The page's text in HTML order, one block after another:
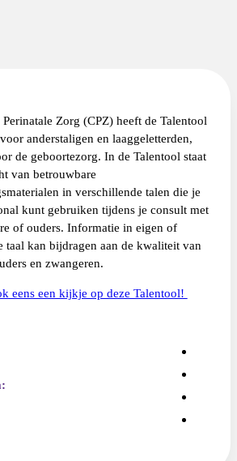
Zorg (CPZ) heeft de Talentool
anderstaligen en laaggeletterden,
de geboortezorg. In de Talentool staat
van betrouwbare
in verschillende talen die je
kunt gebruiken tijdens je consult met
of ouders. Informatie in eigen of
taal kan bijdragen aan de kwaliteit van
en zwangeren.
eens een kijkje op deze Talentool!